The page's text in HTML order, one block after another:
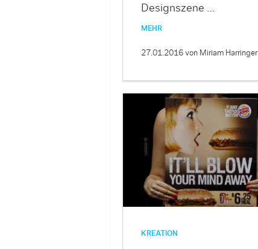
Designszene …
MEHR
27.01.2016 von Miriam Harringer
KREATION